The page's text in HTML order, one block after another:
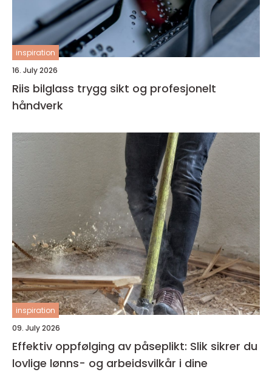
inspiration
16. July 2026
Riis bilglass trygg sikt og profesjonelt
håndverk
inspiration
09. July 2026
Effektiv oppfølging av påseplikt: Slik sikrer du
lovlige lønns- og arbeidsvilkår i dine